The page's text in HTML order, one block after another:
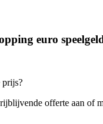
euro
prijs?
offerte aan of